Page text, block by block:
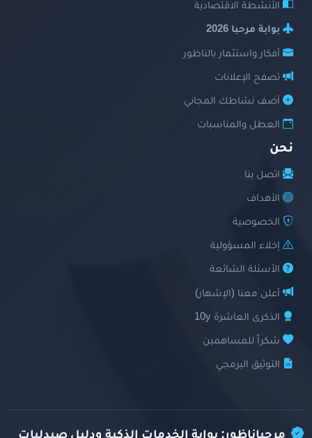
الأنشطة الاقتصادية
بوابة مرحبا 2026
أفكار واستثمار بالناظور
تصفح الإعلانات
أضف نشاطك المجاني
العطل والمناسبات
نحن
اتصل بنا
الأهداف
الخصوصية
إخلاء المسؤولية
الأسئلة الشائعة
أعلن معنا (الإشهار)
الذكرى العاشرة 10y
شكراً للمساهمين
التوثيق البرمجي